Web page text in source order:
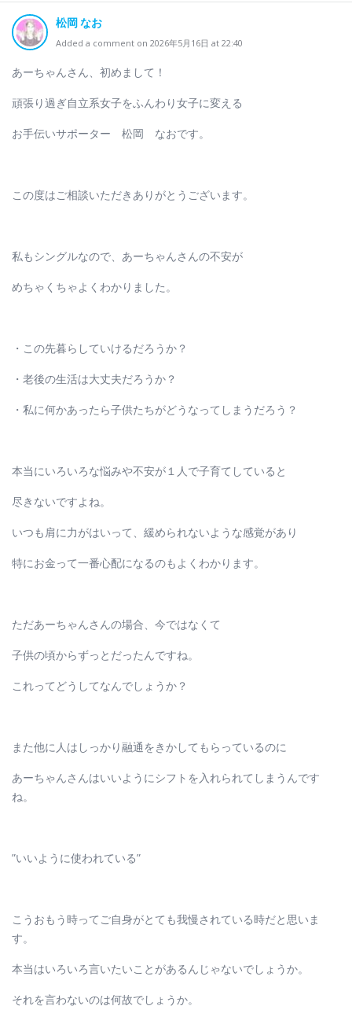
松岡 なお
Added a comment on 2026年5月16日 at 22:40
あーちゃんさん、初めまして！
頑張り過ぎ自立系女子をふんわり女子に変える
お手伝いサポーター 松岡 なおです。
この度はご相談いただきありがとうございます。
私もシングルなので、あーちゃんさんの不安が
めちゃくちゃよくわかりました。
・この先暮らしていけるだろうか？
・老後の生活は大丈夫だろうか？
・私に何かあったら子供たちがどうなってしまうだろう？
本当にいろいろな悩みや不安が１人で子育てしていると
尽きないですよね。
いつも肩に力がはいって、緩められないような感覚があり
特にお金って一番心配になるのもよくわかります。
ただあーちゃんさんの場合、今ではなくて
子供の頃からずっとだったんですね。
これってどうしてなんでしょうか？
また他に人はしっかり融通をきかしてもらっているのに
あーちゃんさんはいいようにシフトを入れられてしまうんです
ね。
”いいように使われている”
こうおもう時ってご自身がとても我慢されている時だと思いま
す。
本当はいろいろ言いたいことがあるんじゃないでしょうか。
それを言わないのは何故でしょうか。